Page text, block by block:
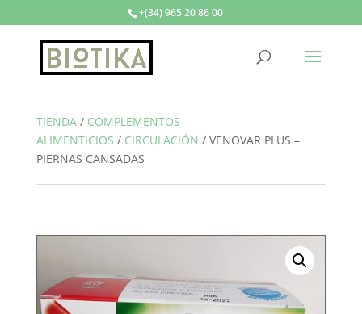
+(34) 965 20 86 00
TIENDA/ COMPLEMENTOS
ALIMENTICIOS / CIRCULACIÓN / VENOVAR PLUS –
PIERNAS CANSADAS